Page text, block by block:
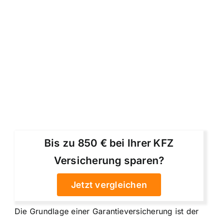
Bis zu 850 € bei Ihrer KFZ
Versicherung sparen?
Jetzt vergleichen
Die Grundlage einer Garantieversicherung ist der